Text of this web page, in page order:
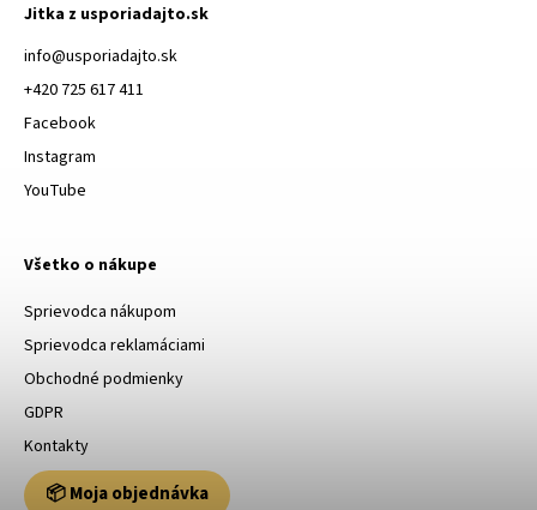
Jitka z usporiadajto.sk
info@usporiadajto.sk
+420 725 617 411
Facebook
Instagram
YouTube
Všetko o nákupe
Sprievodca nákupom
Sprievodca reklamáciami
Obchodné podmienky
GDPR
Kontakty
📦 Moja objednávka